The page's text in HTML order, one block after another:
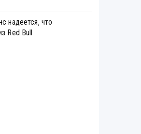
надеется, что
Red Bull